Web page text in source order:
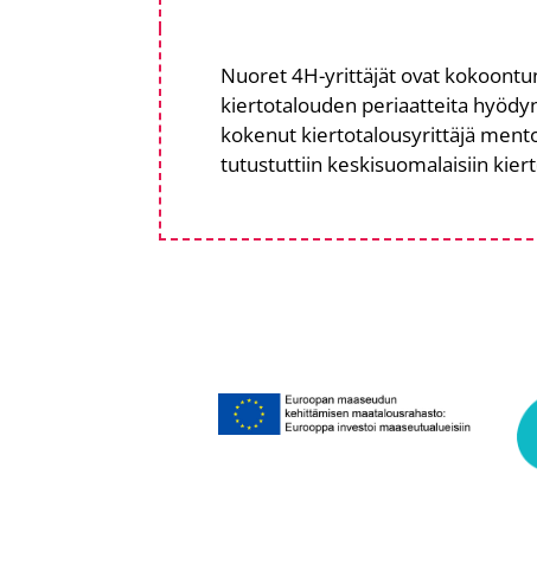
Nuoret 4H-yrittäjät ovat
kiertotalouden periaatteita
kokenut kiertotalousyrittäjä
tutustuttiin keskisuomalaisiin